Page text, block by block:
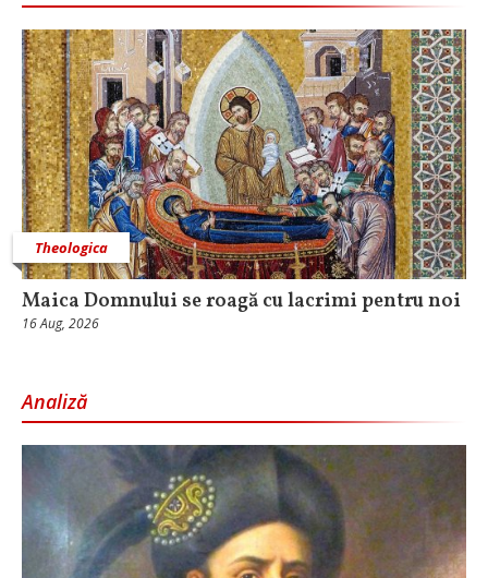
Theologica
Maica Domnului se roagă cu lacrimi pentru noi
16 Aug, 2026
Analiză